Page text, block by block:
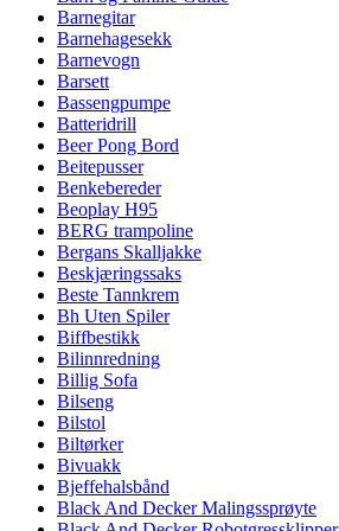
Barnegitar
Barnehagesekk
Barnevogn
Barsett
Bassengpumpe
Batteridrill
Beer Pong Bord
Beitepusser
Benkebereder
Beoplay H95
BERG trampoline
Bergans Skalljakke
Beskjæringssaks
Beste Tannkrem
Bh Uten Spiler
Biffbestikk
Bilinnredning
Billig Sofa
Bilseng
Bilstol
Biltørker
Bivuakk
Bjeffehalsbånd
Black And Decker Malingssprøyte